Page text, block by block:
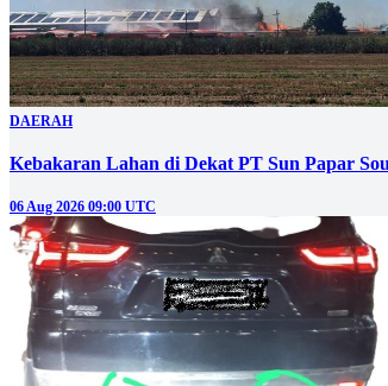
DAERAH
Kebakaran Lahan di Dekat PT Sun Papar
06 Aug 2026 09:00 UTC